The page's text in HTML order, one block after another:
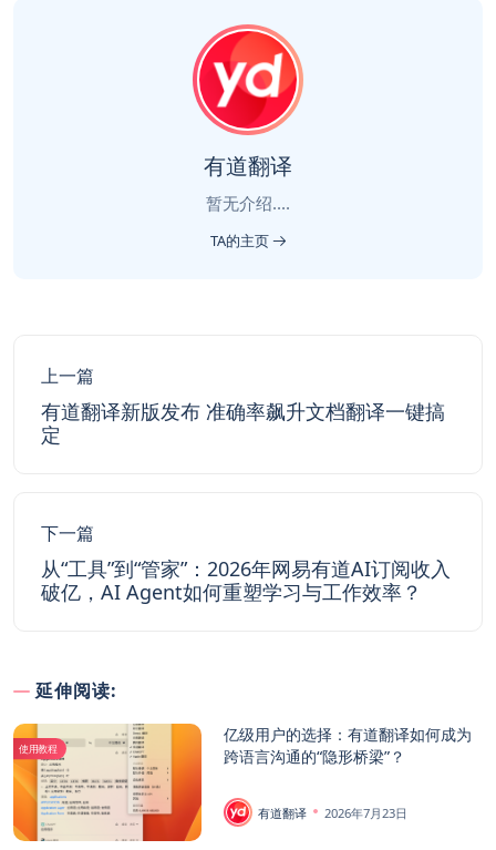
有道翻译
暂无介绍....
TA的主页
上一篇
有道翻译新版发布 准确率飙升文档翻译一键搞
定
下一篇
从“工具”到“管家”：2026年网易有道AI订阅收入
破亿，AI Agent如何重塑学习与工作效率？
延伸阅读:
使用教程
亿级用户的选择：有道翻译如何成为
跨语言沟通的“隐形桥梁”？
有道翻译 2026年7月23日